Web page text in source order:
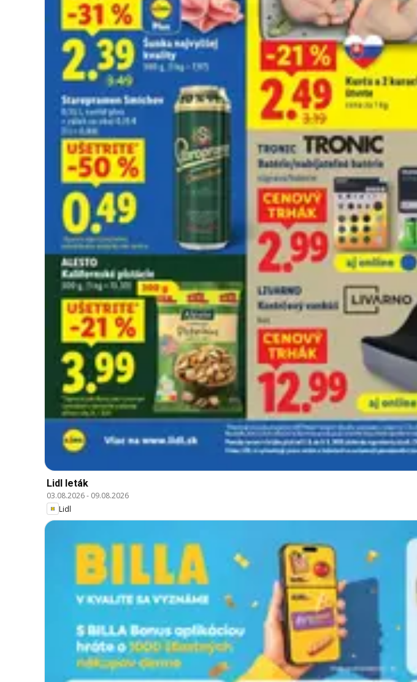
Lidl leták
03.08.2026- 09.08.2026
Lidl